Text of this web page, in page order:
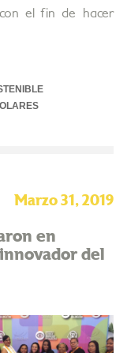
el fin de hacer
Marzo 31, 2019
en
del